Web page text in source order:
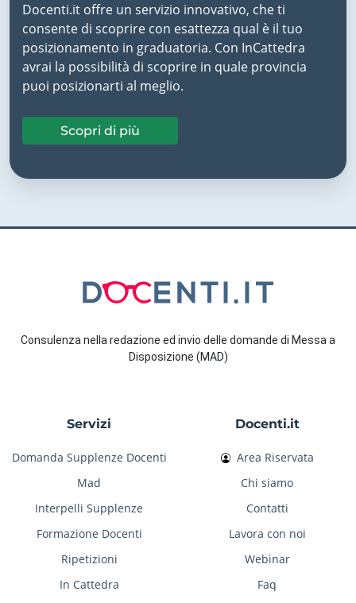
Docenti.it offre un servizio innovativo, che ti
consente di scoprire con esattezza qual è il tuo
posizionamento in graduatoria. Con InCattedra
avrai la possibilità di scoprire in quale provincia
puoi posizionarti al meglio.
Scopri di più
Consulenza nella redazione ed invio delle domande di Messa a
Disposizione (MAD)
Servizi
Domanda Supplenze Docenti
Mad
Interpelli Supplenze
Formazione Docenti
Ripetizioni
In Cattedra
Docenti.it
Area Riservata
Chi siamo
Contatti
Lavora con noi
Webinar
Faq